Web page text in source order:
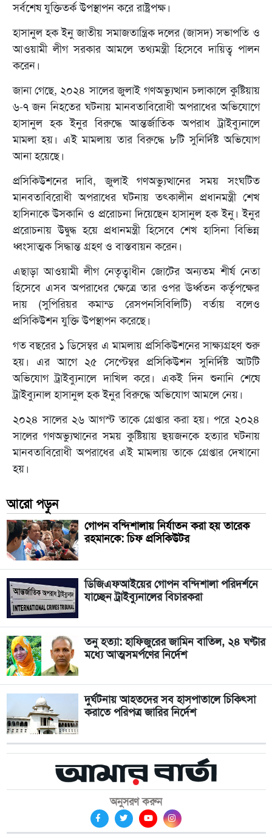
সর্বশেষ যুক্তিতর্ক উপস্থাপন করে রাষ্ট্রপক্ষ।
হাসানুল হক ইনু জাতীয় সমাজতান্ত্রিক দলের (জাসদ) সভাপতি ও
আওয়ামী লীগ সরকার আমলে তথ্যমন্ত্রী হিসেবে দায়িত্ব পালন
করেন।
জানা গেছে, ২০২৪ সালের জুলাই গণঅভ্যুত্থান চলাকালে কুষ্টিয়ায়
৬-৭ জন নিহতের ঘটনায় মানবতাবিরোধী অপরাধের অভিযোগে
হাসানুল হক ইনুর বিরুদ্ধে আন্তর্জাতিক অপরাধ ট্রাইব্যুনালে
মামলা হয়। এই মামলায় তার বিরুদ্ধে ৮টি সুনির্দিষ্ট অভিযোগ
আনা হয়েছে।
প্রসিকিউশনের দাবি, জুলাই গণঅভ্যুত্থানের সময় সংঘটিত
মানবতাবিরোধী অপরাধের ঘটনায় তৎকালীন প্রধানমন্ত্রী শেখ
হাসিনাকে উসকানি ও প্ররোচনা দিয়েছেন হাসানুল হক ইনু। ইনুর
প্ররোচনায় উদ্বুদ্ধ হয়ে প্রধানমন্ত্রী হিসেবে শেখ হাসিনা বিভিন্ন
ধ্বংসাত্মক সিদ্ধান্ত গ্রহণ ও বাস্তবায়ন করেন।
এছাড়া আওয়ামী লীগ নেতৃত্বাধীন জোটের অন্যতম শীর্ষ নেতা
হিসেবে এসব অপরাধের ক্ষেত্রে তার ওপর ঊর্ধ্বতন কর্তৃপক্ষের
দায় (সুপিরিয়র কমান্ড রেসপনসিবিলিটি) বর্তায় বলেও
প্রসিকিউশন যুক্তি উপস্থাপন করেছে।
গত বছরের ১ ডিসেম্বর এ মামলায় প্রসিকিউশনের সাক্ষ্যগ্রহণ শুরু
হয়। এর আগে ২৫ সেপ্টেম্বর প্রসিকিউশন সুনির্দিষ্ট আটটি
অভিযোগ ট্রাইব্যুনালে দাখিল করে। একই দিন শুনানি শেষে
ট্রাইব্যুনাল হাসানুল হক ইনুর বিরুদ্ধে অভিযোগ আমলে নেয়।
২০২৪ সালের ২৬ আগস্ট তাকে গ্রেপ্তার করা হয়। পরে ২০২৪
সালের গণঅভ্যুত্থানের সময় কুষ্টিয়ায় ছয়জনকে হত্যার ঘটনায়
মানবতাবিরোধী অপরাধের এই মামলায় তাকে গ্রেপ্তার দেখানো
হয়।
আরো পড়ুন
গোপন বন্দিশালায় নির্যাতন করা হয় তারেক
রহমানকে: চিফ প্রসিকিউটর
ডিজিএফআইয়ের গোপন বন্দিশালা পরিদর্শনে
যাচ্ছেন ট্রাইব্যুনালের বিচারকরা
তনু হত্যা: হাফিজুরের জামিন বাতিল, ২৪ ঘণ্টার
মধ্যে আত্মসমর্পণের নির্দেশ
দুর্ঘটনায় আহতদের সব হাসপাতালে চিকিৎসা
করাতে পরিপত্র জারির নির্দেশ
অনুসরণ করুন